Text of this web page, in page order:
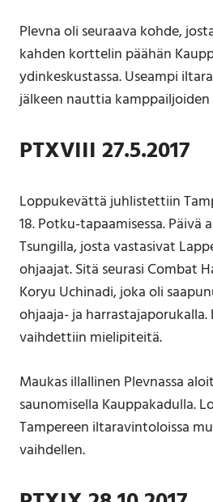
Plevna oli seuraava kohde,
kahden korttelin päähän
ydinkeskustassa. Useampi
jälkeen nauttia
PTXVIII 27.5.2017
Loppukevättä juhlistettiin
18. Potku-tapaamisessa.
Tsungilla, josta vastasivat
ohjaajat. Sitä seurasi Combat
Koryu Uchinadi, joka oli
ohjaaja- ja
vaihdettiin mielipiteitä.
Maukas illallinen Plevnassa
saunomisella Kauppakadulla.
Tampereen iltaravintoloissa
vaihdellen.